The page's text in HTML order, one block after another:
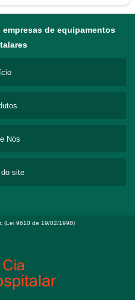
de equipamentos
Nós
do site
(Lei 9610 de 19/02/1998)